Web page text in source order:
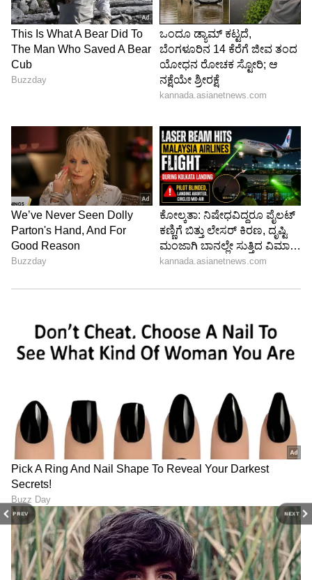
PREV NEXT
Image Credit :Getty
ಯುರೋಪ್‌ ಟ್ರಿಪ್‌ಗೆ ಖರ್ಚು
"ಜಾಸ್ತಿ ಸಂಬಳ ಇಲ್ಲ ಎನ್ನೋರಿಗೆ ಈ ಮಾಹಿತಿ ಯೂಸ್‌ ಇಲ್ಲ.
ನೀವೇನು ಕೆಲಸ ಮಾಡುತ್ತೀರಿ?" ಎಂದು ಕೂಡ ಹೇಳಿದ್ದಾರೆ. ಈ
ತಾವು ಮಾಡಿದ ₹6.85 ಲಕ್ಷ ಬಜೆಟ್‌ನ ಬಗ್ಗೆ ಹೇಳಿದ್ದರು.
ABOUT THE AUTHOR